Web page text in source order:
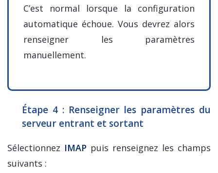
C’est normal lorsque la configuration
automatique échoue. Vous devrez alors
renseigner les paramètres
manuellement.
Étape 4 : Renseigner les paramètres du
serveur entrant et sortant
Sélectionnez IMAP puis renseignez les champs
suivants :